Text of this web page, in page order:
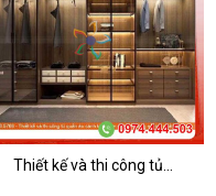
Thiết kế và thi công tủ...